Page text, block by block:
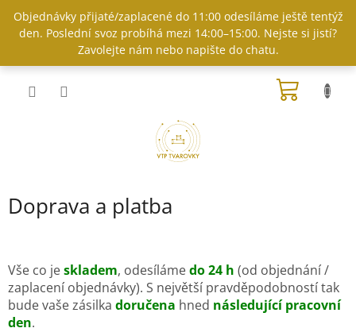
obsah
Objednávky přijaté/zaplacené do 11:00 odesíláme ještě tentýž
den. Poslední svoz probíhá mezi 14:00–15:00. Nejste si jistí?
Zavolejte nám nebo napište do chatu.
Doprava a platba
Vše co jeskladem, odesílámedo 24 h (od objednání /
zaplacení objednávky). S největší pravděpodobností tak
bude vaše zásilka doručena hned následující pracovní
den.